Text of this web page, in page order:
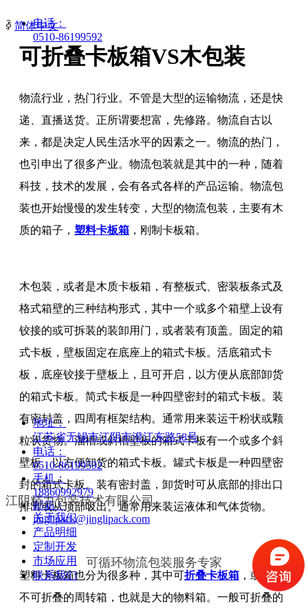
电话：
0510-86199592
ꀅ 简体中文
可折叠卡板箱VS木包装
物流行业，热门行业。不管是大型的运输物流，还是快
递、直播送货。正所谓要想富，先修路。物流自古以
来，都是决定人民生活水平的因素之一。物流的热门，
也引申出了很多产业。物流包装就是其中的一种，随着
科技，技术的发展，会有各式各样的产品运输。物流包
装也开始慢慢的发生转变，大型的物流包装，主要有木
质的箱子， 塑料卡板箱 ，刚制卡板箱。
木包装，或者是木质卡板箱，有整板式、密装板条式及
格式箱壁的三种结构形式，其中一个或多个箱壁上设有
铰接的或可拆装的装卸用门，或者装有顶盖。固定的箱
式卡板，壁板固定在底座上的箱式卡板。活底箱式卡
板，底座铰接于壁板上，且可开启，以方便从底部卸货
的箱式卡板。简式卡板是一种四壁密封的箱式卡板。装
有密封盖，四周有框架结构。通常用来装运干粉状或颗
粒状货物。溜槽或斜槽壁板的箱式卡板有一个或多个斜
壁板，以方便卸货的箱式卡板。罐式卡板是一种四壁密
封的箱式卡板。装有密封盖，卸货时可从底部的排出口
排出或从顶部吸出。通常用来装运液体和气体货物。
塑料卡板箱也分为很多种，其中可折叠卡板箱 ，或者是
不可折叠的周转箱，也就是大的物料箱。一般可折叠的
地址：
江苏省无锡市江阴市澄江东路58号
电话：
0510-86199592
手机：
18860992979
邮箱：
jinglipack@jinglipack.com
江阴精力包装技术有限公司
关于我们
产品明细
定制开发
市场应用
联系我们
可循环物流包装服务专家